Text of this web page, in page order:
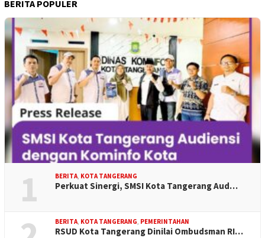
BERITA POPULER
1 BERITA, KOTA TANGERANG
Perkuat Sinergi, SMSI Kota Tangerang Aud…
BERITA, KOTA TANGERANG, PEMERINTAHAN
RSUD Kota Tangerang Dinilai Ombudsman RI…